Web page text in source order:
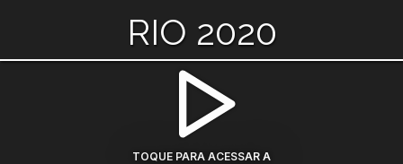
RIO 2020
TOQUE PARA ACESSAR A